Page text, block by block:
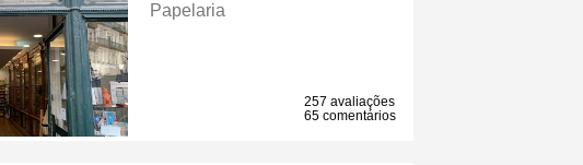
Papelaria
257 avaliações
65 comentários